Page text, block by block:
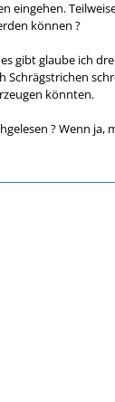
eingehen.
können ?
gibt glaube ich
könnten.
? Wenn ja,